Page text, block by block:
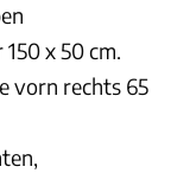
x 50 cm.
vorn rechts 65